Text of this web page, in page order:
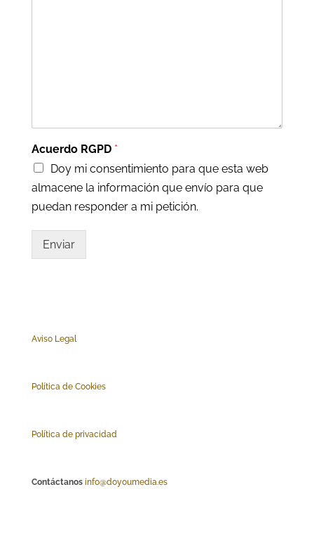
Acuerdo RGPD *
Doy mi consentimiento para que esta web
almacene la información que envío para que
puedan responder a mi petición.
Enviar
Aviso Legal
Política de Cookies
Política de privacidad
Contáctanos info@doyoumedia.es